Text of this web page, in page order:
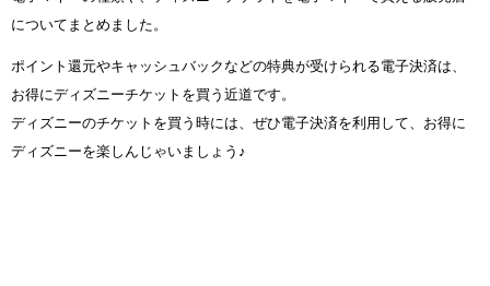
についてまとめました。
ポイント還元やキャッシュバックなどの特典が受けられる電子決済は、
お得にディズニーチケットを買う近道です。
ディズニーのチケットを買う時には、ぜひ電子決済を利用して、お得に
ディズニーを楽しんじゃいましょう♪